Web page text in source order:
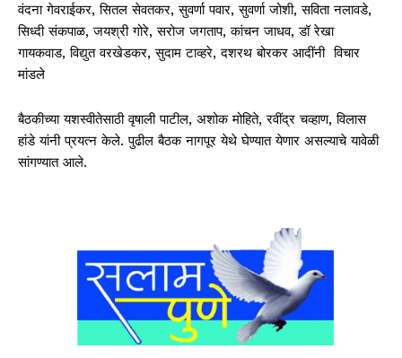
वंदना गेवराईकर, सितल सेवतकर, सुवर्णा पवार, सुवर्णा जोशी, सविता नलावडे,
सिध्दी संकपाळ, जयश्री गोरे, सरोज जगताप, कांचन जाधव, डॉ रेखा
गायकवाड, विद्युत वरखेडकर, सुदाम टाव्हरे, दशरथ बोरकर आदींनी विचार
मांडले
बैठकीच्‍या यशस्‍वीतेसाठी वृषाली पाटील, अशोक मोहिते, रवींद्र चव्हाण, विलास
हांडे यांनी प्रयत्न केले. पुढील बैठक नागपूर येथे घेण्यात येणार असल्‍याचे यावेळी
सांगण्‍यात आले.